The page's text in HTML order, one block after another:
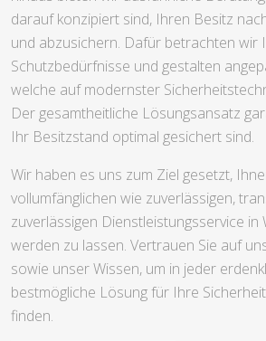
darauf konzipiert sind, Ihren Besitz
und abzusichern. Dafür betrachten wir
Schutzbedürfnisse und gestalten
welche auf modernster
Der gesamtheitliche Lösungsansatz
Ihr Besitzstand optimal gesichert sind.
Wir haben es uns zum Ziel gesetzt,
vollumfänglichen wie zuverlässigen,
zuverlässigen Dienstleistungsservice
werden zu lassen. Vertrauen Sie auf
sowie unser Wissen, um in jeder
bestmögliche Lösung für Ihre
finden.